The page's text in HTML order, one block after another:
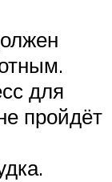
для
пройдёт